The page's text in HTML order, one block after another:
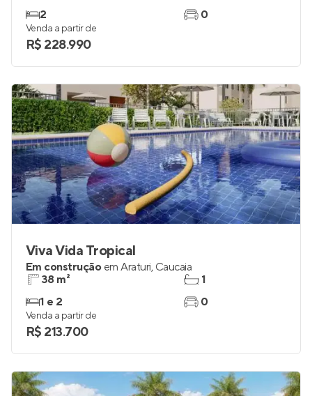
2
0
Venda a partir de
R$ 228.990
Viva Vida Tropical
Em construção em Araturi, Caucaia
38 m²
1 e 2
1
0
Venda a partir de
R$ 213.700